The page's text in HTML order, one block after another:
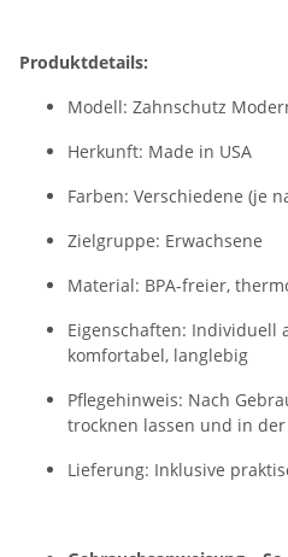
Produktdetails:
Modell: Zahnschutz
Herkunft: Made in USA
Farben: Verschiedene (je
Zielgruppe: Erwachsene
Material: BPA-freier,
Eigenschaften: Individuell
komfortabel, langlebig
Pflegehinweis: Nach
trocknen lassen und in
Lieferung: Inklusive